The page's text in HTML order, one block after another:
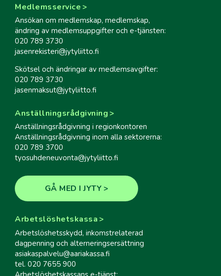
Medlemsservice
Ansökan om medlemskap, medlemskap,
ändring av medlemsuppgifter och e-tjänsten:
020 789 3730
jasenrekisteri@jytyliitto.fi
Skötsel och ändringar av medlemsavgifter:
020 789 3730
jasenmaksut@jytyliitto.fi
Anställningsrådgivning
Anställningsrådgivning i regionkontoren
Anställningsrådgivning inom alla sektorerna:
020 789 3700
tyosuhdeneuvonta@jytyliitto.fi
GÅ MED I JYTY
Arbetslöshetskassa
Arbetslöshetsskydd, inkomstrelaterad
dagpenning och alterneringsersättning
asiakaspalvelu@aariakassa.fi
tel. 020 7655 900